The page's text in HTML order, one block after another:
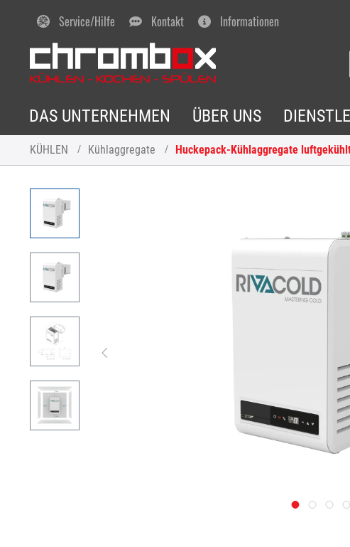
Service/Hilfe Kontakt Informationen
DAS UNTERNEHMEN ÜBER UNS
KÜHLEN Kühlaggregate Huckepack-Kühlaggregate